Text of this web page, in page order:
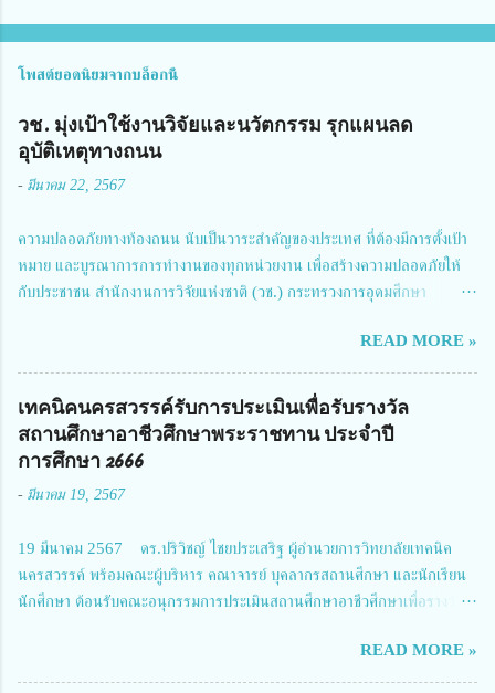
โพสต์ยอดนิยมจากบล็อกนี้
วช. มุ่งเป้าใช้งานวิจัยและนวัตกรรม รุกแผนลด
อุบัติเหตุทางถนน
- มีนาคม 22, 2567
ความปลอดภัยทางท้องถนน นับเป็นวาระสำคัญของประเทศ ที่ต้องมีการตั้งเป้า
หมาย และบูรณาการการทำงานของทุกหน่วยงาน เพื่อสร้างความปลอดภัยให้
กับประชาชน สำนักงานการวิจัยแห่งชาติ (วช.) กระทรวงการอุดมศึกษา
สมาคมวิศวกรรมชีวการแพทย์ไทย จัดการประชุมเผยแพร่ผลการดำเนินงาน
โครงการการวิจัยเชิงปฏิบัติการโดยบูรณาการทุกภาคส่วน เพื่อลดอุบัติเหตุและ
การเสียชีวิตให้สอดคล้องกับเป้าหมายแผนแม่บทฉบับที่ 5 ในวันที่ 22 มีนาคม
2567 โดยมี ดร.วิภารัตน์ ดีอ่อง ผู้อำนวยการสำนักงานการวิจัยแห่งชาติ เป็น
ประธานในพิธีเปิดพร้อมให้นโยบายการผลักดันงานวิจัยเพื่อความปลอดภัยทาง
การประชุมในครั้งนี้ นางสาวสตตกมล เกียรติพานิช ผู้อำนวยการกองบริหารทุน
Richmond Stylish Convention Hotel จังหวัดนนทบุรี ดร.วิภารัตน์ ดีอ่อง
ผู้อำนวยการสำนักงานการวิจัยแห่งชาติ กล่าวว่า วช. ในฐานะหน่วยงานบริหาร
จัดการทุนวิจัยและนวัตกรรมได้เล็งเห็นถึงความสำคัญของกา...
READ MORE »
เทคนิคนครสวรรค์รับการประเมินเพื่อรับรางวัล
สถานศึกษาอาชีวศึกษาพระราชทาน ประจำปี
การศึกษา 2666
- มีนาคม 19, 2567
19 มีนาคม 2567 ดร.ปริวิชญ์ ไชยประเสริฐ ผู้อำนวยการวิทยาลัยเทคนิค
นครสวรรค์ พร้อมคณะผู้บริหาร คณาจารย์ บุคลากรสถานศึกษา และนักเรียน
นักศึกษา ต้อนรับคณะอนุกรรมการประเมินสถานศึกษาอาชีวศึกษาเพื่อรางวัล
นายจักรภพ เนวะมาตย์ ผู้อำนวยการวิทยาลัยเทคนิคตาก ประธานคณะอนุกร
รมการฯ 1.นายวณิชา คณะใน ผู้ทรงคุณวุฒิ 2.นายภัทธาวุธ โพธา ผู้อำนวย
READ MORE »